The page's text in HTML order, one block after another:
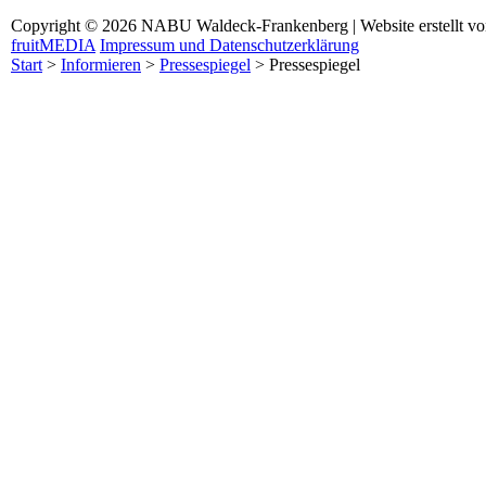
Copyright © 2026 NABU Waldeck-Frankenberg | Website erstellt
fruitMEDIA Impressum und Datenschutzerklärung
Start> Informieren > Pressespiegel > Pressespiegel